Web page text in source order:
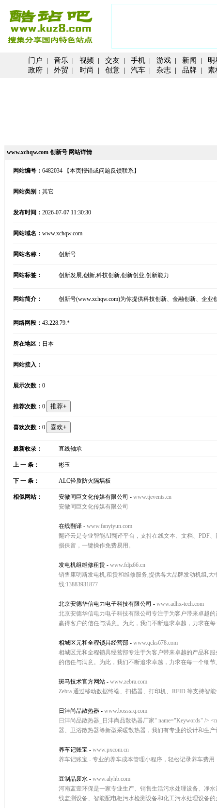
门户 | 音乐 | 视频 | 交友 | 手机 | 游戏 | 新闻 | 明
政府 | 外贸 | 时尚 | 创意 | 汽车 | 杂志 | 品牌 | 素
www.xchqw.com 创新号 网站详情
网站编号： 6482034 【本页报错或问题反馈联系】
网站类别： 其它
发布时间： 2026-07-07 11:30:30
网站域名： www.xchqw.com
网站名称： 创新号
网站标签： 创新发展,创新,科技创新,创新创业,创新能力
网站简介： 创新号(www.xchqw.com)为你提供科技创新、金融创新、企
网络网段： 43.228.79.*
所在地区： 日本
网站接入：
展示次数： 0
推荐次数： 0
喜欢次数： 0
最新收录： 直线轴承
上 一 条： 彬玉
下 一 条： ALC轻质防火隔墙板
相似网站： 安徽同巨文化传媒有限公司 - www.tjevents.cn
安徽同巨文化传媒有限公司
在线翻译 - www.fanyiyun.com
翻译云是专业智能AI翻译平台，支持在线文本、文档、PDF
损保留，一键操作免费易用。
发电机组维修租赁 - www.fdjz66.cn
销售康明斯发电机,租赁和维修服务,提供各大品牌发动机组,
线:13883931877
北京安德华信电力电子科技有限公司 - www.adhx-tech.com
北京安德华信电力电子科技有限公司专注于为客户带来卓越
赢得客户的信任与满意。为此，我们不断追求卓越，力求在
相城区元和全程锁具经营部 - www.qcks678.com
相城区元和全程锁具经营部专注于为客户带来卓越的产品和
的信任与满意。为此，我们不断追求卓越，力求在每一个细
斑马技术官方网站 - www.zebra.com
Zebra 通过移动数据终端、扫描器、打印机、RFID 等支持智
日沣尚品散热器 - www.bosssrq.com
日沣尚品散热器_日沣尚品散热器厂家" name="Keywords" />
器、卫浴散热器等新型采暖散热器，我们有专业的设计和生
养车记账宝 - www.pxcom.cn
养车记账宝 - 专业的养车成本管理小程序，轻松记录养车费用
豆制品废水 - www.alyhb.com
河南蓝壹环保是一家专业生产、销售生活污水处理设备、净
线监测设备、智能配电柜污水检测设备和化工污水处理设备